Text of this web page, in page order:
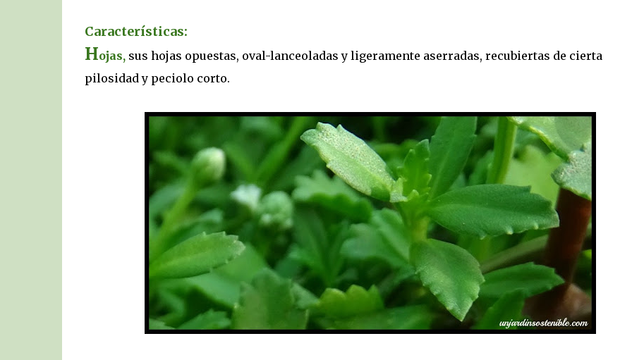
Características:
Hojas,sus hojas opuestas, oval-lanceoladas y ligeramente aserradas, recubiertas de cierta
pilosidad y peciolo corto.